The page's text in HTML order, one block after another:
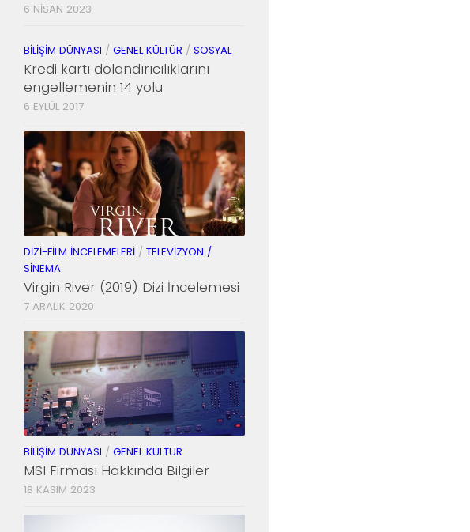
6 NISAN 2023
BILIŞIM DÜNYASI / GENEL KÜLTÜR / SOSYAL
Kredi kartı dolandırıcılıklarını
engellemenin 14 yolu
6 EYLÜL 2017
DIZI-FILM İNCELEMELERI / TELEVIZYON /
SINEMA
Virgin River (2019) Dizi İncelemesi
7 ARALIK 2020
BILIŞIM DÜNYASI / GENEL KÜLTÜR
MSI Firması Hakkında Bilgiler
18 KASIM 2023